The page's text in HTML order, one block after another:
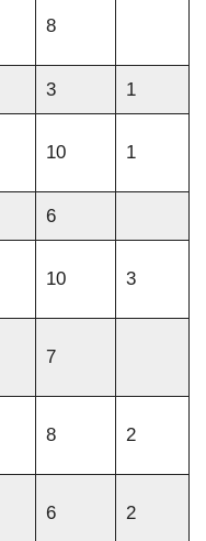
8
3 1
10 1
6
10 3
7
8 2
6 2